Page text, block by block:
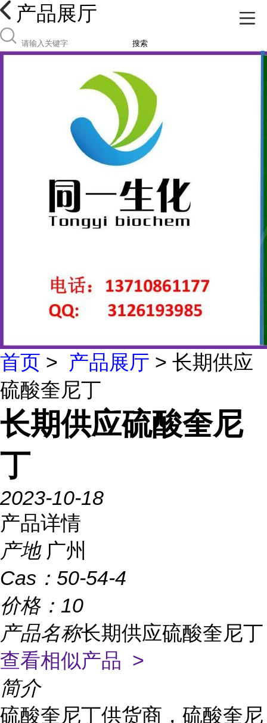
产品展厅
搜索
首页 > 产品展厅 > 长期供应
硫酸奎尼丁
长期供应硫酸奎尼
丁
2023-10-18
产品详情
产地 广州
Cas： 50-54-4
价格： 10
产品名称长期供应硫酸奎尼丁
查看相似产品 >
简介
硫酸奎尼丁供货商，硫酸奎尼